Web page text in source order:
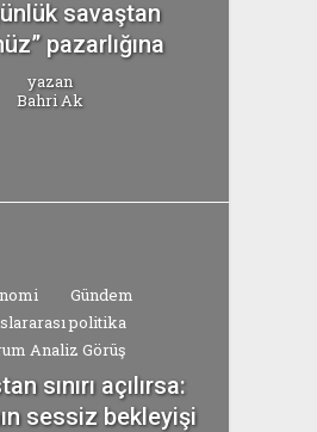
savaştan
pazarlığına
yazan
Bahri Ak
Gündem
politika
Analiz Görüş
sınırı açılırsa:
sessiz bekleyişi